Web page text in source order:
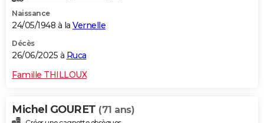
Naissance
24/05/1948 à la Vernelle
Décès
26/06/2025 à Ruca
Famille THILLOUX
Michel GOURET (71 ans)